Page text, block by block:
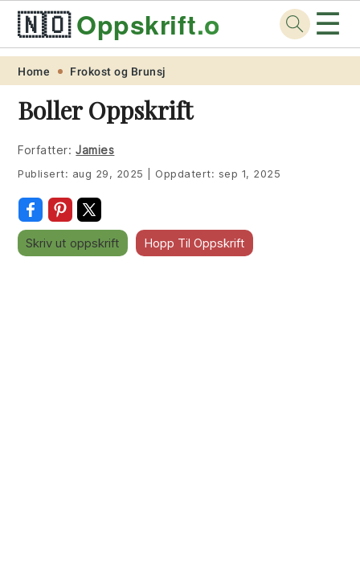
Skip
primary
navigation
Skip
main
content
Skip
primary
sidebar
Skip
footer
🇳🇴Oppskrift.org ☰
Home Frokost og Brunsj
Boller Oppskrift
Forfatter: Jamies
Publisert: aug 29, 2025 Oppdatert: sep 1, 2025
Skriv ut oppskrift Hopp Til Oppskrift